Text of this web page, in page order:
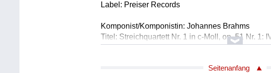
Label: Preiser Records
Komponist/Komponistin: Johannes Brahms
Titel: Streichquartett Nr. 1 in c-Moll, op. 51 Nr. 1:
Album: Brahms: String Quartets
Seitenanfang